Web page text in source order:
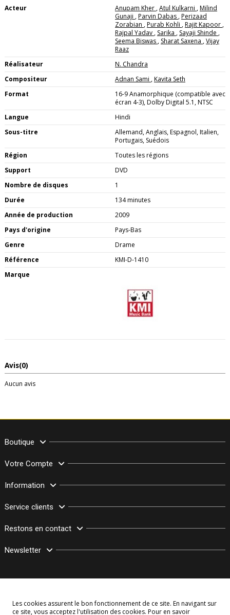
Acteur Anupam Kher ,Atul Kulkarni ,Milind
Gunaji ,Parvin Dabas ,Perizaad
Zorabian ,Purab Kohli ,Rajit Kapoor ,
Rajpal Yadav , Sarika , Sayaji Shinde ,
Seema Biswas , Sharat Saxena ,Vijay
Raaz
Réalisateur
N. Chandra
Compositeur
Adnan Sami ,Kavita Seth
Format
16-9 Anamorphique (compatible avec
écran 4-3), Dolby Digital 5.1, NTSC
Langue
Hindi
Sous-titre
Allemand, Anglais, Espagnol, Italien,
Portugais, Suédois
Région
Toutes les régions
Support
DVD
Nombre de disques
1
Durée
134 minutes
Année de production
2009
Pays d'origine
Pays-Bas
Genre
Drame
Référence
KMI-D-1410
Marque
Avis(0)
Aucun avis
Boutique
Votre Compte
Information
Service clients
Restons en contact
Newsletter
Les cookies assurent le bon fonctionnement de ce site. En navigant sur
ce site, vous acceptez l'utilisation des cookies. Pour en savoir